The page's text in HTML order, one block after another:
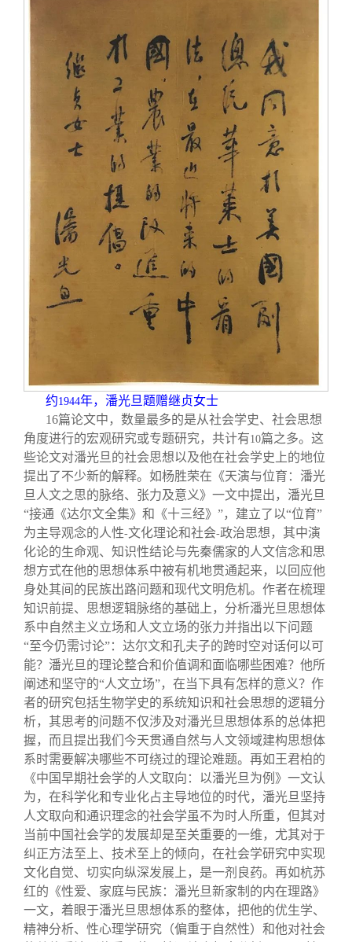
约1944年，潘光旦题赠继贞女士
16篇论文中，数量最多的是从社会学史、社会思想
角度进行的宏观研究或专题研究，共计有10篇之多。这
些论文对潘光旦的社会思想以及他在社会学史上的地位
提出了不少新的解释。如杨胜荣在《天演与位育：潘光
旦人文之思的脉络、张力及意义》一文中提出，潘光旦
“接通《达尔文全集》和《十三经》”，建立了以“位育”
为主导观念的人性-文化理论和社会-政治思想，其中演
化论的生命观、知识性结论与先秦儒家的人文信念和思
想方式在他的思想体系中被有机地贯通起来，以回应他
身处其间的民族出路问题和现代文明危机。作者在梳理
知识前提、思想逻辑脉络的基础上，分析潘光旦思想体
系中自然主义立场和人文立场的张力并指出以下问题
“至今仍需讨论”：达尔文和孔夫子的跨时空对话何以可
能？潘光旦的理论整合和价值调和面临哪些困难？他所
阐述和坚守的“人文立场”，在当下具有怎样的意义？作
者的研究包括生物学史的系统知识和社会思想的逻辑分
析，其思考的问题不仅涉及对潘光旦思想体系的总体把
握，而且提出我们今天贯通自然与人文领域建构思想体
系时需要解决哪些不可绕过的理论难题。再如王君柏的
《中国早期社会学的人文取向：以潘光旦为例》一文认
为，在科学化和专业化占主导地位的时代，潘光旦坚持
人文取向和通识理念的社会学虽不为时人所重，但其对
当前中国社会学的发展却是至关重要的一维，尤其对于
纠正方法至上、技术至上的倾向，在社会学研究中实现
文化自觉、切实向纵深发展上，是一剂良药。再如杭苏
红的《性爱、家庭与民族：潘光旦新家制的内在理路》
一文，着眼于潘光旦思想体系的整体，把他的优生学、
精神分析、性心理学研究（偏重于自然性）和他对社会